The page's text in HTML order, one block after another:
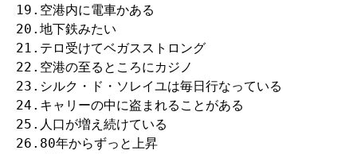
19.空港内に電車かある
20.地下鉄みたい
21.テロ受けてベガスストロング
22.空港の至るところにカジノ
23.シルク・ド・ソレイユは毎日行なっている
24.キャリーの中に盗まれることがある
25.人口が増え続けている
26.80年からずっと上昇